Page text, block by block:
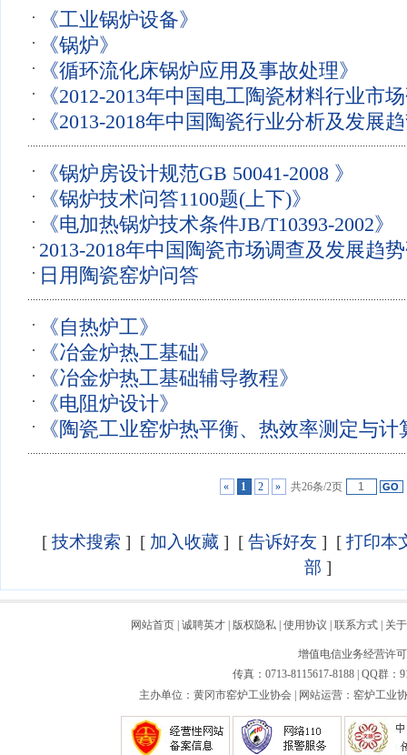
《工业锅炉设备》
《锅炉》
《循环流化床锅炉应用及事故处理》
《2012-2013年中国电工陶瓷材料行业市
告》
《2013-2018年中国陶瓷行业分析及发展
《锅炉房设计规范GB 50041-2008 》
《锅炉技术问答1100题(上下)》
《电加热锅炉技术条件JB/T10393-2002》
2013-2018年中国陶瓷市场调查及发展趋
日用陶瓷窑炉问答
《自热炉工》
《冶金炉热工基础》
《冶金炉热工基础辅导教程》
《电阻炉设计》
《陶瓷工业窑炉热平衡、热效率测定与计
« 1 2 » 共26条/2页
[ 技术搜索 ] [ 加入收藏 ] [ 告诉好友 ] [ 打印本
部 ]
网站首页 诚聘英才 版权隐私 使用协议 联系方式 关
增值电信业务经营许
传真：0713-8115617-8188 | QQ群：
主办单位：黄冈市窑炉工业协会 | 网站运营：窑炉工业